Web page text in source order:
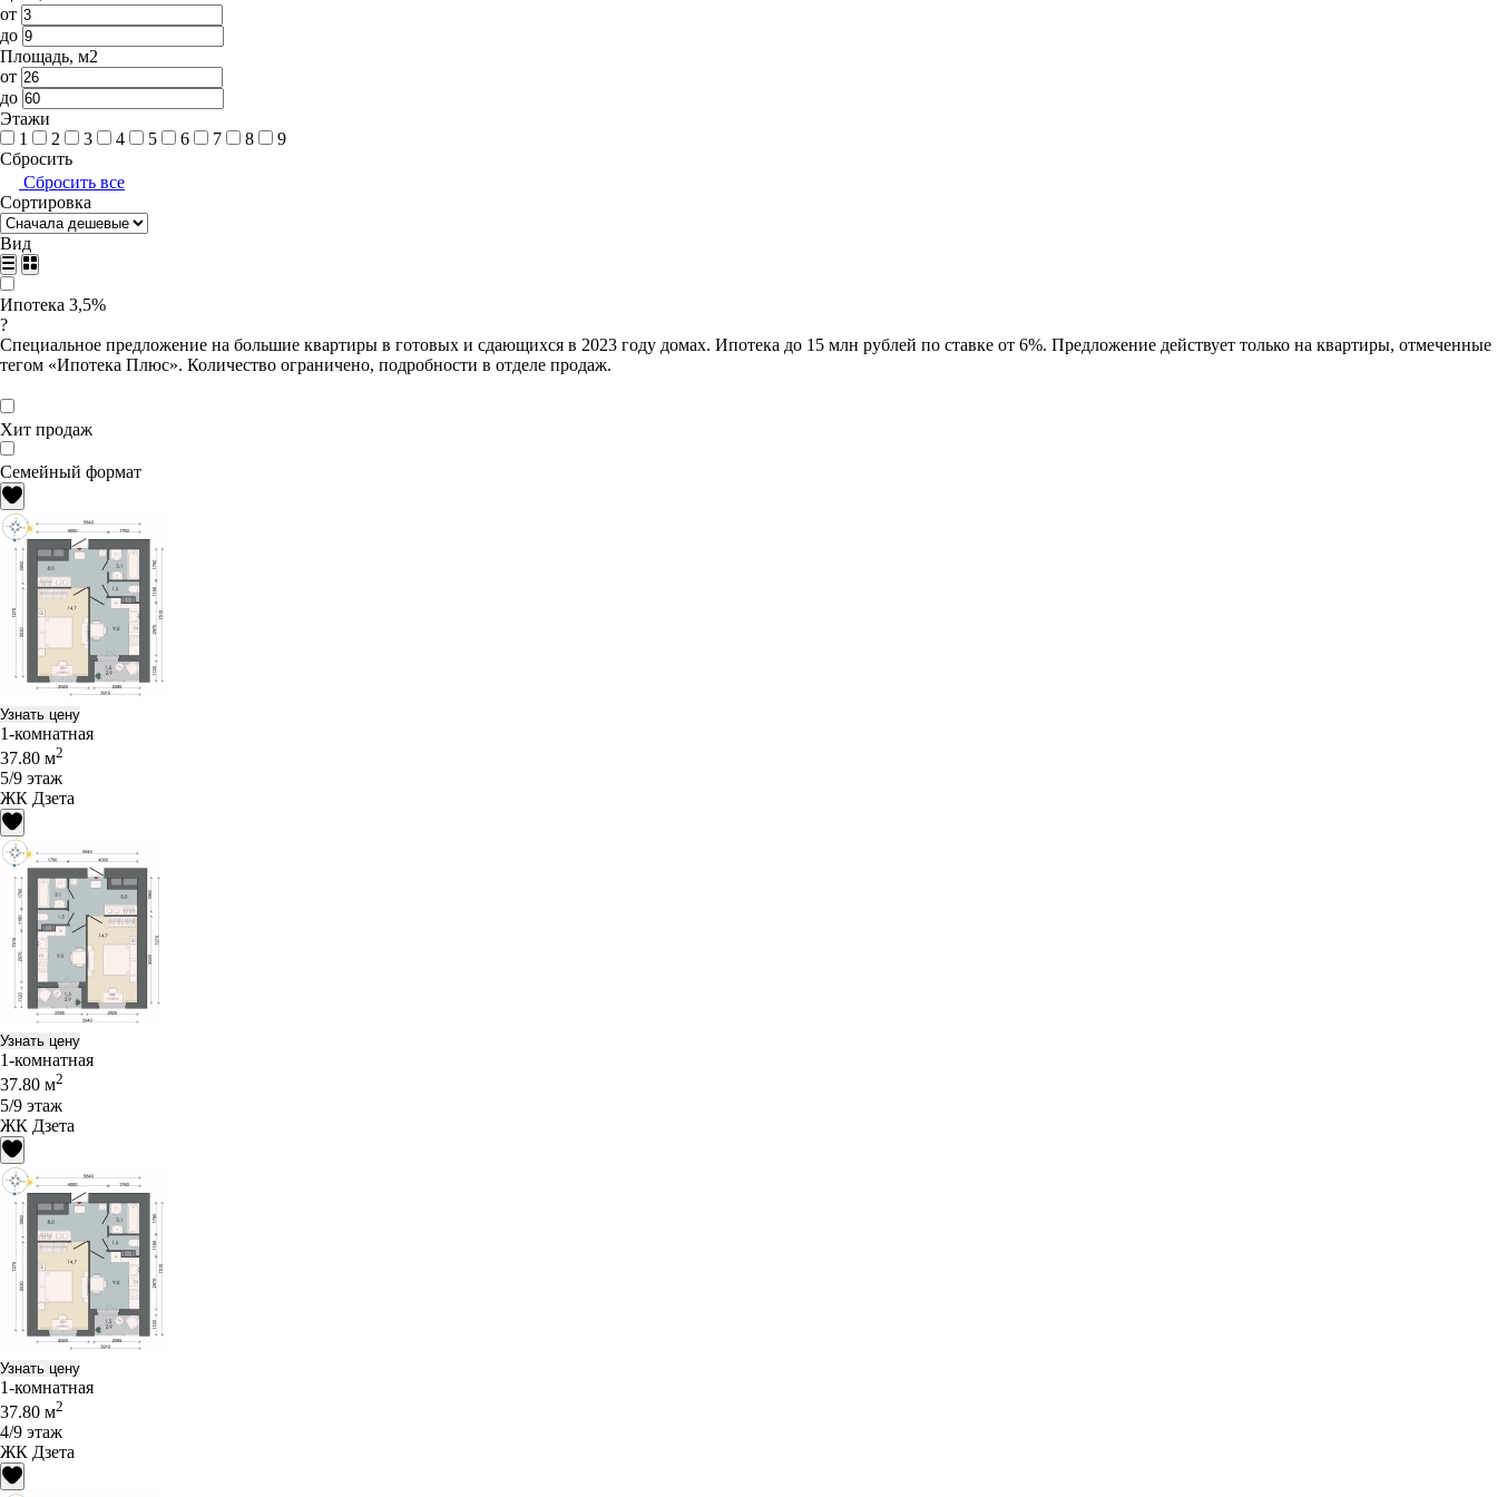
от
до
Площадь, м2
от
до
Этажи
1
2 3 4 5 6 7 8
9
Сбросить
Сбросить все
Сортировка
Вид
Ипотека 3,5%
?
Специальное предложение на большие квартиры в готовых и сдающихся в 2023 году домах. Ипотека до 15 млн рублей по ставке от 6%. Предложение действует только на квартиры, отмеченные
тегом «Ипотека Плюс». Количество ограничено, подробности в отделе продаж.
Хит продаж
Семейный формат
Узнать цену
1-комнатная
37.80 м2
5/9 этаж
ЖК Дзета
Узнать цену
1-комнатная
37.80 м2
5/9 этаж
ЖК Дзета
Узнать цену
1-комнатная
37.80 м2
4/9 этаж
ЖК Дзета